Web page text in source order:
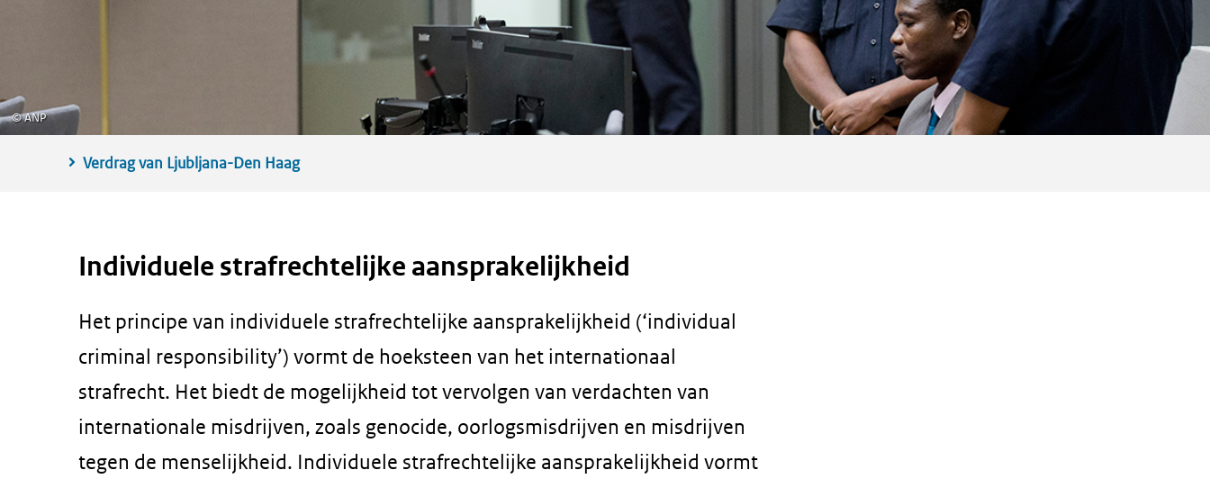
©ANP
Verdrag van Ljubljana-Den Haag
Individuele strafrechtelijke aansprakelijkheid
Het principe van individuele strafrechtelijke aansprakelijkheid (‘individual
criminal responsibility’) vormt de hoeksteen van het internationaal
strafrecht. Het biedt de mogelijkheid tot vervolgen van verdachten van
internationale misdrijven, zoals genocide, oorlogsmisdrijven en misdrijven
tegen de menselijkheid. Individuele strafrechtelijke aansprakelijkheid vormt